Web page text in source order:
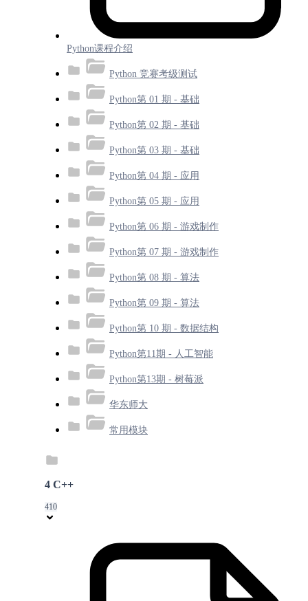
Python课程介绍
Python 竞赛考级测试
Python第 01 期 - 基础
Python第 02 期 - 基础
Python第 03 期 - 基础
Python第 04 期 - 应用
Python第 05 期 - 应用
Python第 06 期 - 游戏制作
Python第 07 期 - 游戏制作
Python第 08 期 - 算法
Python第 09 期 - 算法
Python第 10 期 - 数据结构
Python第11期 - 人工智能
Python第13期 - 树莓派
华东师大
常用模块
4 C++
410